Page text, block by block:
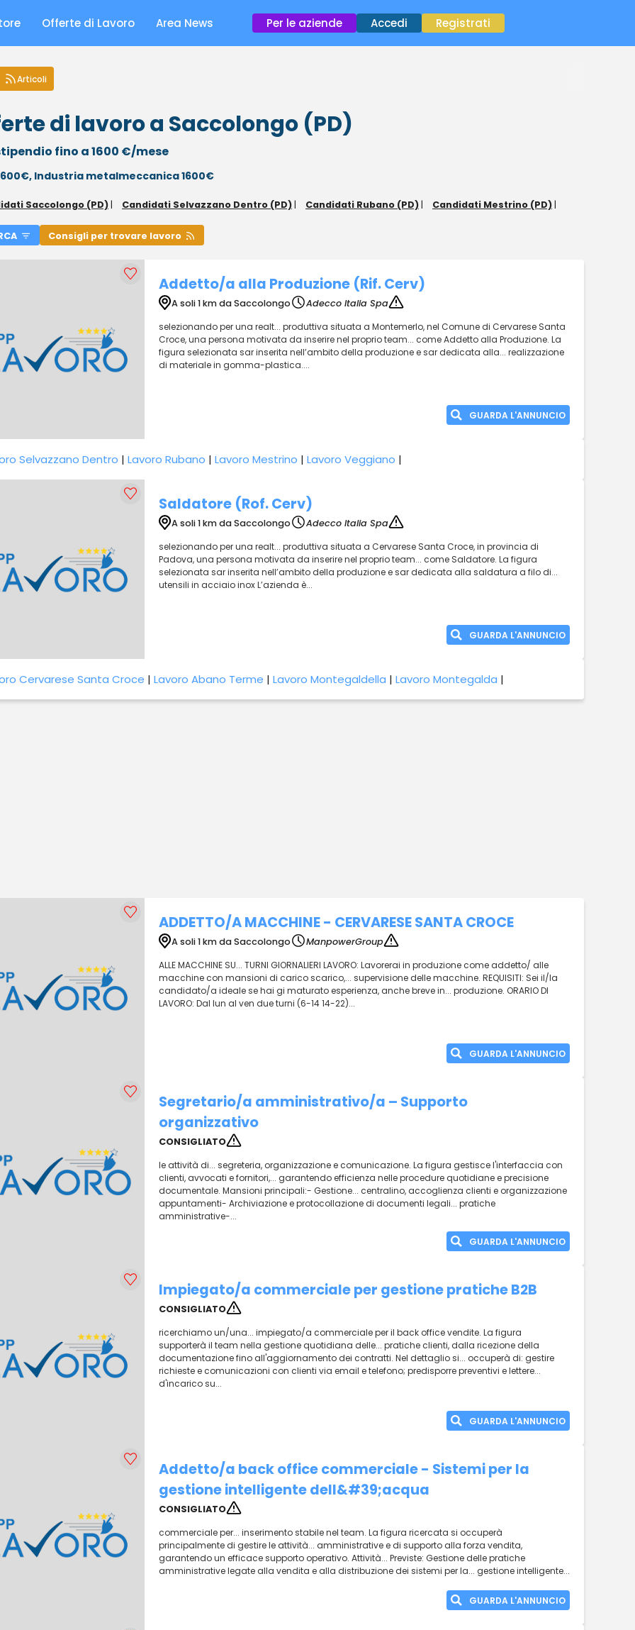
Offerte di Lavoro Area News Per le aziende Accedi Registrati
Articoli
di lavoro a Saccolongo (PD)
fino a 1600 €/mese
Industria metalmeccanica 1600€
Saccolongo (PD) | Candidati Selvazzano Dentro (PD) | Candidati Rubano (PD) | Candidati Mestrino (PD) |
Consigli per trovare lavoro
Addetto/a alla Produzione (Rif. Cerv)
A soli 1 km da Saccolongo
Adecco Italia Spa
selezionando per una realt... produttiva situata a Montemerlo, nel Comune di Cervarese Santa
Croce, una persona motivata da inserire nel proprio team... come Addetto alla Produzione. La
figura selezionata sar inserita nell’ambito della produzione e sar dedicata alla... realizzazione
di materiale in gomma-plastica....
GUARDA L'ANNUNCIO
Selvazzano Dentro | Lavoro Rubano | Lavoro Mestrino | Lavoro Veggiano |
Saldatore (Rof. Cerv)
A soli 1 km da Saccolongo
Adecco Italia Spa
selezionando per una realt... produttiva situata a Cervarese Santa Croce, in provincia di
Padova, una persona motivata da inserire nel proprio team... come Saldatore. La figura
selezionata sar inserita nell’ambito della produzione e sar dedicata alla saldatura a filo di...
utensili in acciaio inox L’azienda è...
GUARDA L'ANNUNCIO
Cervarese Santa Croce | Lavoro Abano Terme | Lavoro Montegaldella | Lavoro Montegalda |
ADDETTO/A MACCHINE - CERVARESE SANTA CROCE
A soli 1 km da Saccolongo
ManpowerGroup
ALLE MACCHINE SU... TURNI GIORNALIERI LAVORO: Lavorerai in produzione come addetto/ alle
macchine con mansioni di carico scarico,... supervisione delle macchine. REQUISITI: Sei il/la
candidato/a ideale se hai gi maturato esperienza, anche breve in... produzione. ORARIO DI
LAVORO: Dal lun al ven due turni (6-14 14-22)...
GUARDA L'ANNUNCIO
Segretario/a amministrativo/a – Supporto
organizzativo
CONSIGLIATO
le attività di... segreteria, organizzazione e comunicazione. La figura gestisce l'interfaccia con
clienti, avvocati e fornitori,... garantendo efficienza nelle procedure quotidiane e precisione
documentale. Mansioni principali:- Gestione... centralino, accoglienza clienti e organizzazione
appuntamenti- Archiviazione e protocollazione di documenti legali... pratiche
amministrative-...
GUARDA L'ANNUNCIO
Impiegato/a commerciale per gestione pratiche B2B
CONSIGLIATO
ricerchiamo un/una... impiegato/a commerciale per il back office vendite. La figura
supporterà il team nella gestione quotidiana delle... pratiche clienti, dalla ricezione della
documentazione fino all'aggiornamento dei contratti. Nel dettaglio si... occuperà di: gestire
richieste e comunicazioni con clienti via email e telefono; predisporre preventivi e lettere...
d'incarico su...
GUARDA L'ANNUNCIO
Addetto/a back office commerciale - Sistemi per la
gestione intelligente dell&#39;acqua
CONSIGLIATO
commerciale per... inserimento stabile nel team. La figura ricercata si occuperà
principalmente di gestire le attività... amministrative e di supporto alla forza vendita,
garantendo un efficace supporto operativo. Attività... Previste: Gestione delle pratiche
amministrative legate alla vendita e alla distribuzione dei sistemi per la... gestione intelligente...
GUARDA L'ANNUNCIO